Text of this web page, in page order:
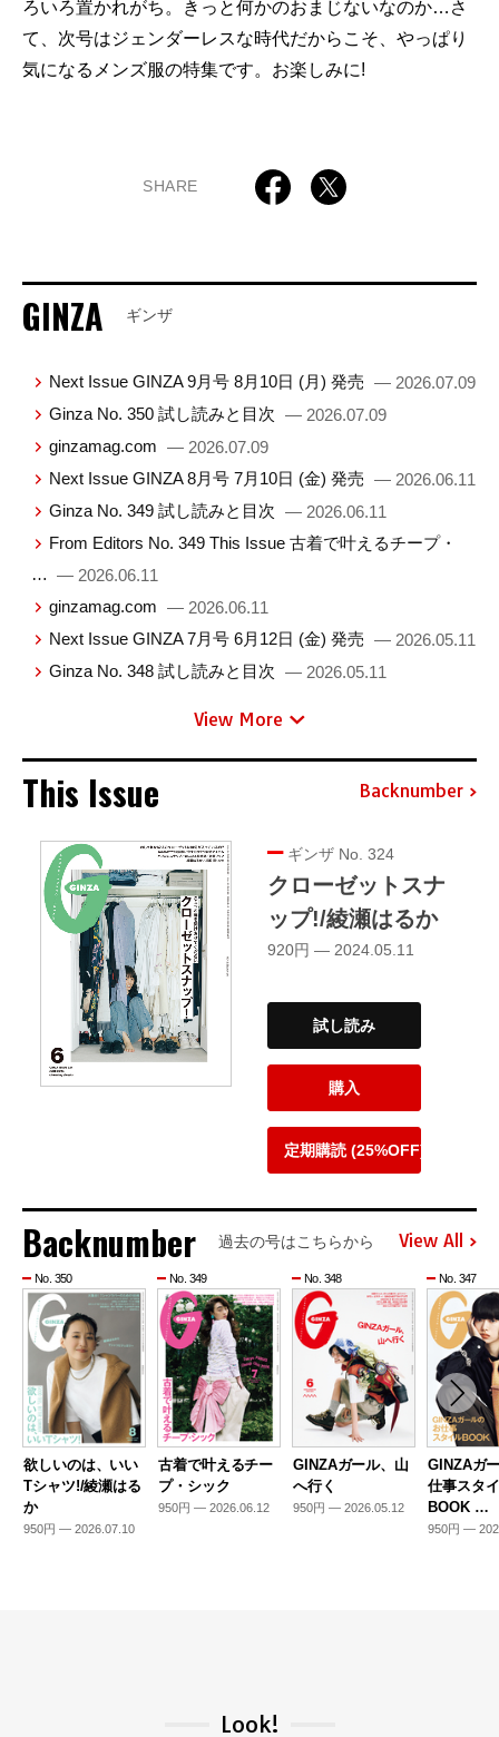
ろいろ置かれがち。きっと何かのおまじないなのか…さ
て、次号はジェンダーレスな時代だからこそ、やっぱり
気になるメンズ服の特集です。お楽しみに!
SHARE
GINZA ギンザ
Next Issue GINZA 9月号 8月10日 (月) 発売 — 2026.07.09
Ginza No. 350 試し読みと目次 — 2026.07.09
ginzamag.com — 2026.07.09
Next Issue GINZA 8月号 7月10日 (金) 発売 — 2026.06.11
Ginza No. 349 試し読みと目次 — 2026.06.11
From Editors No. 349 This Issue 古着で叶えるチープ・
… — 2026.06.11
ginzamag.com — 2026.06.11
Next Issue GINZA 7月号 6月12日 (金) 発売 — 2026.05.11
Ginza No. 348 試し読みと目次 — 2026.05.11
View More
This Issue Backnumber
ギンザ No. 324
クローゼットスナ
ップ!/綾瀬はるか
920円 — 2024.05.11
試し読み
購入
定期購読 (25%OFF)
Backnumber 過去の号はこちらから View All
No. 350
欲しいのは、いい
Tシャツ!/綾瀬はる
か
950円 — 2026.07.10
No. 349
古着で叶えるチー
プ・シック
950円 — 2026.06.12
No. 348
GINZAガール、山
へ行く
950円 — 2026.05.12
No. 347
GINZAガ
仕事スタ
BOOK …
950円 —
Look!